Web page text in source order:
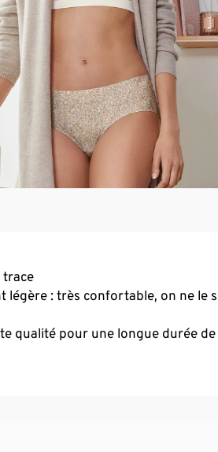
trace
: très confortable, on ne le
qualité pour une longue durée